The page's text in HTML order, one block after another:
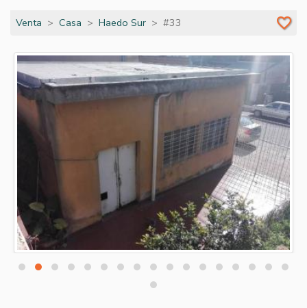
Venta Casa Haedo Sur #33